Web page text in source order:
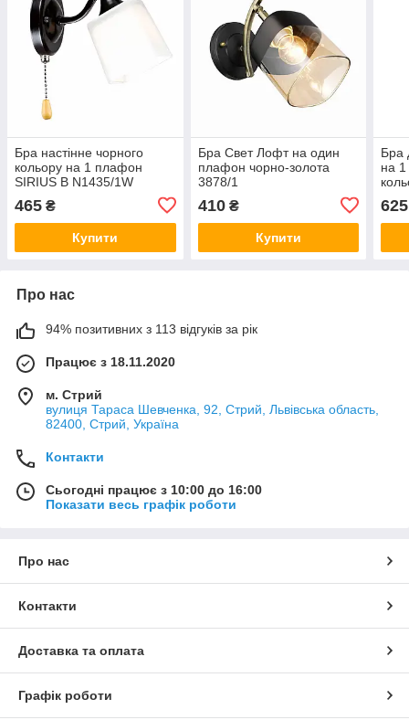
Бра настінне чорного
кольору на 1 плафон
SIRIUS B N1435/1W
465 ₴
Купити
Бра Свет Лофт на один
плафон чорно-золота
3878/1
410₴
Купити
Бра
на 1
625
Про нас
94% позитивних з 113 відгуків за рік
Працює з 18.11.2020
м. Стрий
вулиця Тараса Шевченка, 92, Стрий, Львівська область,
82400, Стрий, Україна
Контакти
Сьогодні працює з 10:00 до 16:00
Показати весь графік роботи
Про нас
Контакти
Доставка та оплата
Графік роботи